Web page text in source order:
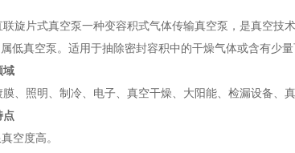
联旋片式真空泵一种变容积式气体传输真空泵，是真空
低真空泵。适用于抽除密封容积中的干燥气体或含有少
域
膜、照明、制冷、电子、真空干燥、大阳能、检漏设备、
点
空度高。